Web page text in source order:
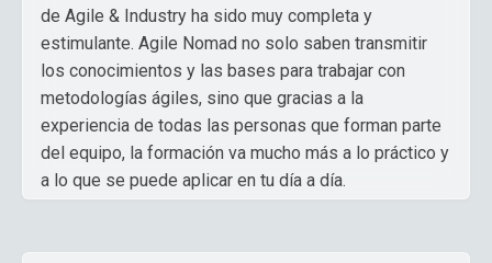
de Agile & Industry ha sido muy completa y
estimulante. Agile Nomad no solo saben transmitir
los conocimientos y las bases para trabajar con
metodologías ágiles, sino que gracias a la
experiencia de todas las personas que forman parte
del equipo, la formación va mucho más a lo práctico y
a lo que se puede aplicar en tu día a día.